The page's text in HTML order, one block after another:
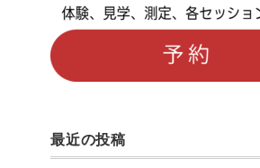
最近の投稿